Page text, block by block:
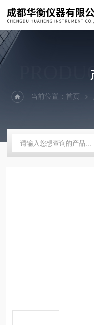
当前位置：首页